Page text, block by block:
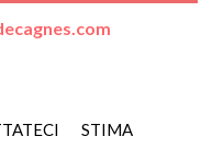
STIMA